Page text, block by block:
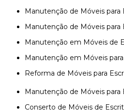
Manutenção de Móveis
Manutenção de Móveis
Manutenção em Móveis de
Manutenção em Móveis
Reforma de Móveis para
Manutenção de Móveis para
Conserto de Móveis de